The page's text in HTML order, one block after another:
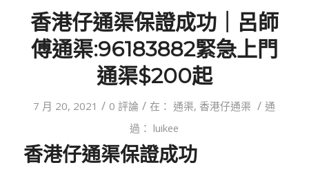
香港仔通渠保證成功｜呂師
傅通渠:96183882緊急上門
通渠$200起
7 月 20, 2021 / 0 評論 / 在：通渠, 香港仔通渠 / 通
過：luikee
香港仔通渠保證成功